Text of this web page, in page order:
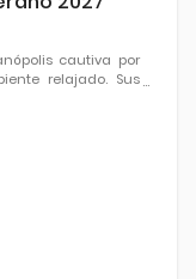
cautiva por
relajado. Sus
a descubrir